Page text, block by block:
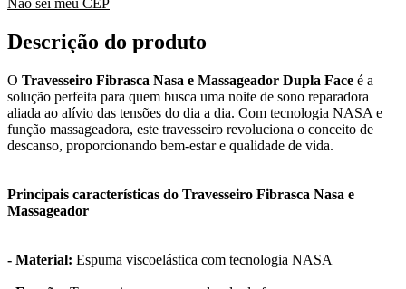
Não sei meu CEP
Descrição do produto
O Travesseiro Fibrasca Nasa e Massageador Dupla Face é a
solução perfeita para quem busca uma noite de sono reparadora
aliada ao alívio das tensões do dia a dia. Com tecnologia NASA e
função massageadora, este travesseiro revoluciona o conceito de
descanso, proporcionando bem-estar e qualidade de vida.
Principais características do Travesseiro Fibrasca Nasa e
Massageador
- Material: Espuma viscoelástica com tecnologia NASA